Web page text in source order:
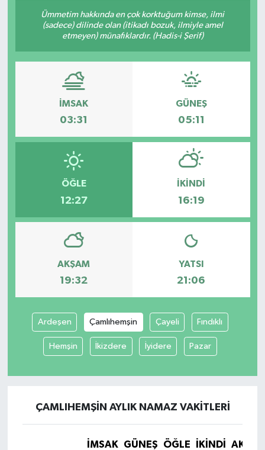
Ümmetim hakkında en çok korktuğum kimse, ilmi
(sadece) dilinde olan (itikadı bozuk, ilmiyle amel
etmeyen) münafıklardır. (Hadis-i Şerif)
İMSAK
03:31
GÜNEŞ
05:11
ÖĞLE
12:27
İKINDI
16:19
AKŞAM
19:32
YATSI
21:06
Ardeşen Çamlıhemşin Çayeli Fındıklı
Hemşin İkizdere İyidere Pazar
ÇAMLIHEMŞIN AYLIK NAMAZ VAKITLERI
İMSAK GÜNEŞ ÖĞLE İKINDI